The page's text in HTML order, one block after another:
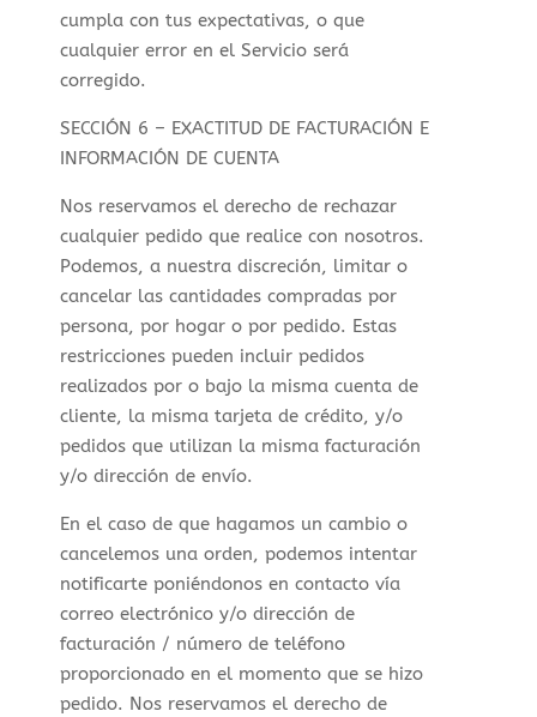
cumpla con tus expectativas, o que
cualquier error en el Servicio será
corregido.
SECCIÓN 6 – EXACTITUD DE FACTURACIÓN E
INFORMACIÓN DE CUENTA
Nos reservamos el derecho de rechazar
cualquier pedido que realice con nosotros.
Podemos, a nuestra discreción, limitar o
cancelar las cantidades compradas por
persona, por hogar o por pedido. Estas
restricciones pueden incluir pedidos
realizados por o bajo la misma cuenta de
cliente, la misma tarjeta de crédito, y/o
pedidos que utilizan la misma facturación
y/o dirección de envío.
En el caso de que hagamos un cambio o
cancelemos una orden, podemos intentar
notificarte poniéndonos en contacto vía
correo electrónico y/o dirección de
facturación / número de teléfono
proporcionado en el momento que se hizo
pedido. Nos reservamos el derecho de